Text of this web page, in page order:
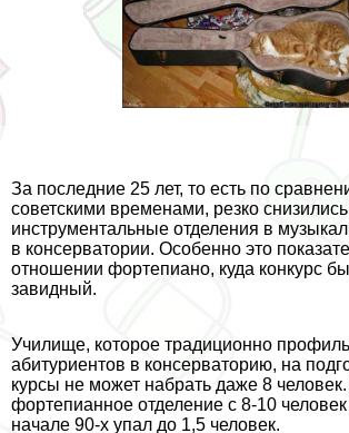
За последние 25 лет, то есть по
советскими временами, резко
инструментальные отделения в
в консерватории. Особенно это
отношении фортепиано, куда конкурс
завидный.
Училище, которое традиционно
абитуриентов в консерваторию, на
курсы не может набрать даже 8
фортепианное отделение с 8-10
начале 90-х упал до 1,5 человек.